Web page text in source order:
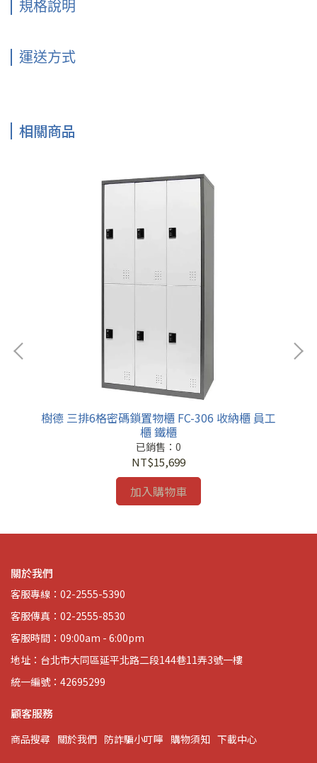
規格說明
運送方式
相關商品
樹德 三排6格密碼鎖置物櫃 FC-306 收納櫃 員工
櫃 鐵櫃
已銷售：0
NT$15,699
加入購物車
關於我們
客服專線：02-2555-5390
客服傳真：02-2555-8530
客服時間：09:00am - 6:00pm
地址：台北市大同區延平北路二段144巷11弄3號一樓
統一編號：42695299
顧客服務
商品搜尋 關於我們 防詐騙小叮嚀 購物須知 下載中心